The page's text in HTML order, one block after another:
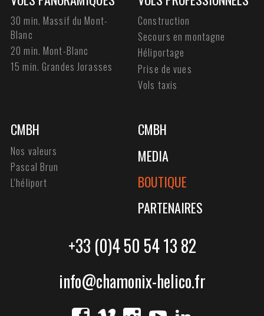
30 min. Massif du Mont-
Blanc
20 min. Mont-Blanc
15 min. Grandes Jorasses
Construction
Secours en montagne
Héliportage
Prise de vues
Vols taxis
CMBH
Nos valeurs
Pascal Brun
L'héliport
CMBH
MEDIA
BOUTIQUE
PARTENAIRES
+33 (0)4 50 54 13 82
info@chamonix-helico.fr